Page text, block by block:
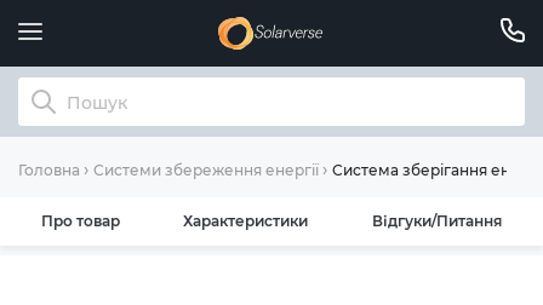
Головна Системи збереження енергії Система зберігання
Про товар Характеристики Відгуки/Питання